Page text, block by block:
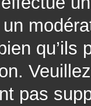
qu’ils
pas